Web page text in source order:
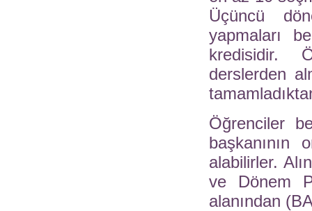
Üçüncü
yapmaları
kredisidir.
derslerden
Öğrenciler
alabilirler.
ve Dönem
alanından